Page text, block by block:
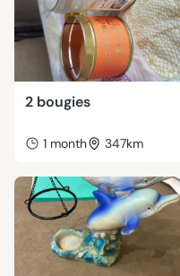
2 bougies
1 month 347km